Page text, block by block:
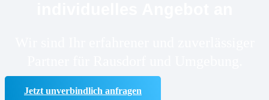
Jetzt unverbindlich anfragen